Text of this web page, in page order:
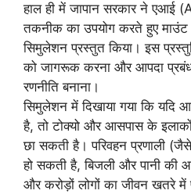
हाल ही में जापान सरकार ने
तकनीक का उपयोग करते हुए माउंट
सिमुलेशन प्रस्तुत किया। इस
को जागरूक करना और आपदा
रणनीति बनाना।
सिमुलेशन में दिखाया गया कि यदि
है, तो टोक्यो और आसपास के
छा सकती है। परिवहन प्रणाली
हो सकती है, बिजली और पानी की
और करोड़ों लोगों का जीवन खतरे